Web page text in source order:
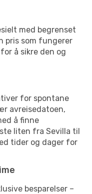
med begrenset
pris som fungerer
å sikre den og
for spontane
avreisedatoen,
å finne
liten fra Sevilla til
tider og dager for
besparelser –